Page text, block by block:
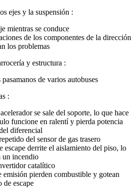
ejes y la suspensión :
mientras se conduce
de los componentes de la dirección
los problemas
y estructura :
de varios autobuses
:
se sale del soporte, lo que hace
funcione en ralentí y pierda potencia
diferencial
del sensor de gas trasero
escape derrite el aislamiento del piso, lo
un incendio
catalítico
emisión pierden combustible y gotean
de escape